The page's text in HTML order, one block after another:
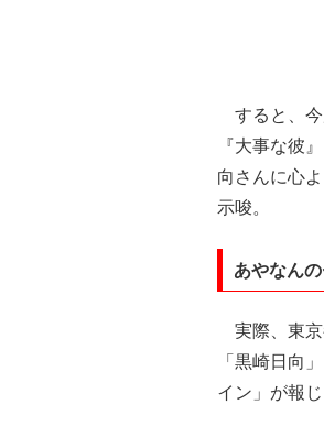
すると、今
『大事な彼
向さんに心
示唆。
あやなん
実際、東京
「黒崎日向
イン」が報